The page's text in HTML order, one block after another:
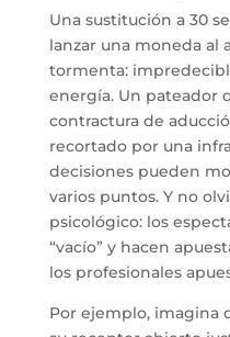
Una sustitución a 30
lanzar una moneda al
tormenta:
energía. Un pateador
contractura de
recortado por una
decisiones pueden
varios puntos. Y no
psicológico: los
“vacío” y hacen
los profesionales
Por ejemplo, imagina